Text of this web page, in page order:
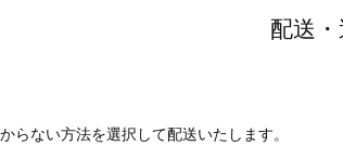
配送
らない方法を選択して配送いたします。